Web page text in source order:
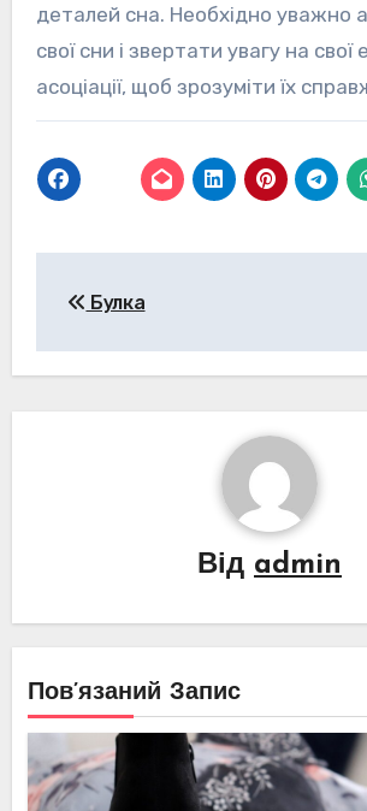
деталей сна. Необхідно уважно
свої сни і звертати увагу на свої
асоціації, щоб зрозуміти їх
записів
Булка
Від admin
Пов’язаний Запис